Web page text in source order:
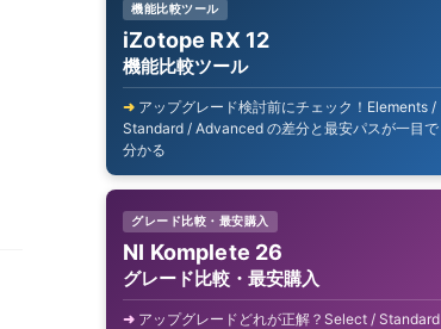
機能比較ツール
iZotope RX 12
機能比較ツール
アップグレード検討前にチェック！Elements /
Standard / Advanced の差分と最安パスが一目で
分かる
グレード比較・最安購入
NI Komplete 26
グレード比較・最安購入
アップグレードどれが正解？Select / Standard